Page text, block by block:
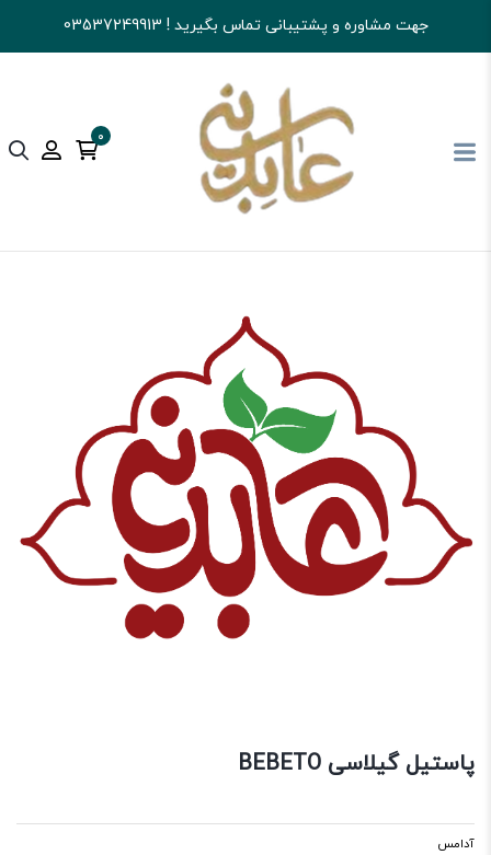
جهت مشاوره و پشتیبانی تماس بگیرید ! 03537249913
0
آجیل و خشکبار عابدینی تنقلات آدامس
پاستیل گیلاسی BEBETO
آدامس